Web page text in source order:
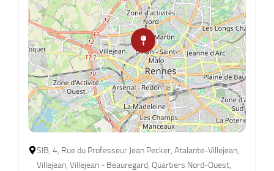
SIB, 4, Rue du Professeur Jean Pecker, Atalante-Villejean,
Villejean, Villejean - Beauregard, Quartiers Nord-Ouest,